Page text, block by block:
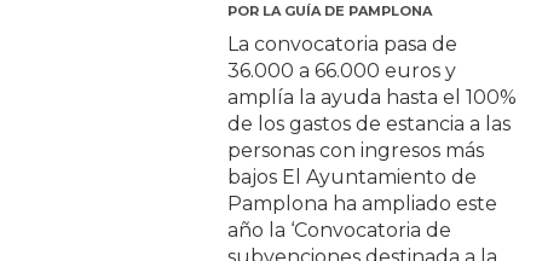
POR LA GUÍA DE PAMPLONA
La convocatoria pasa de
36.000 a 66.000 euros y
amplía la ayuda hasta el 100%
de los gastos de estancia a las
personas con ingresos más
bajos El Ayuntamiento de
Pamplona ha ampliado este
año la ‘Convocatoria de